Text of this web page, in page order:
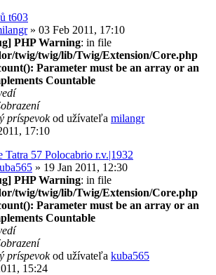
t603
» 03 Feb 2011, 17:10
PHP Warning: in file
twig/twig/lib/Twig/Extension/Core.php
Parameter must be an array or an
Countable
príspevokod užívateľa milangr
17:10
Tatra 57 Polocabrio r.v.|1932
» 19 Jan 2011, 12:30
PHP Warning: in file
twig/twig/lib/Twig/Extension/Core.php
Parameter must be an array or an
Countable
príspevokod užívateľa kuba565
15:24